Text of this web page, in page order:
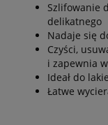
Szlifowanie
delikatnego
Nadaje się
Czyści,
i zapewnia
Ideał do
Łatwe